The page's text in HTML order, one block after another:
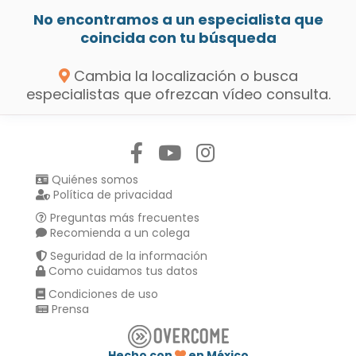
No encontramos a un especialista que
coincida con tu búsqueda
Cambia la localización o busca
especialistas que ofrezcan vídeo consulta.
Quiénes somos
Política de privacidad
Preguntas más frecuentes
Recomienda a un colega
Seguridad de la información
Como cuidamos tus datos
Condiciones de uso
Prensa